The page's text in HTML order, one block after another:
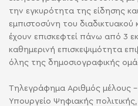
την εγκυρότητα της είδησης και
εμπιστοσύνη του
έχουν επισκεφτεί πάνω από 3
καθημερινή επισκεψιμότητα
όλης της δημοσιογραφικής
Τηλεγράφημα Αριθμός μέλους
Υπουργείο Ψηφιακής πολιτικής,